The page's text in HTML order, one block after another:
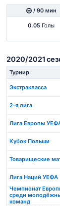
/ 90 мин
0.05 Голы
2020/2021
Турнир
Экстракласса
2-я лига
Лига Европы
Кубок Польши
Товарищеские
Лига Наций УЕФА
Чемпионат
среди
команд